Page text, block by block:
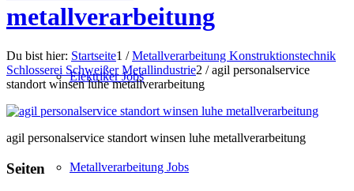
Elektriker Jobs
Metallverarbeitung Jobs
metallverarbeitung
Du bist hier: Startseite1 / Metallverarbeitung Konstruktionstechnik
Schlosserei Schweißer Metallindustrie2 / agil personalservice
standort winsen luhe metallverarbeitung
agil personalservice standort winsen luhe metallverarbeitung
Seiten